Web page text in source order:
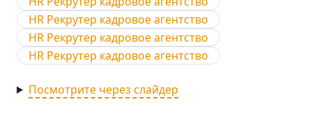
HR Рекрутер кадровое агентство
HR Рекрутер кадровое агентство
HR Рекрутер кадровое агентство
Посмотрите через слайдер